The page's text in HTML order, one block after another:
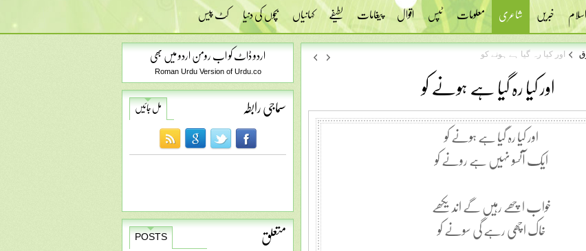
اسلام خبریں شاعری معلومات ٹپس اقوال پیغامات لطیفے کہانیاں بچوں کی دنیا کٹ پیس
اردو ڈاٹ کو اب رومن اردو میں بھی
Roman Urdu Version of Urdu.co
سماجی رابطہ مل جائیں
متعلق
POSTS
اور کیا رہ گیا ہے ہونے کو
اور کیا رہ گیا ہے ہونے کو
اور کیا رہ گیا ہے ہونے کو
ایک آنسو نہیں ہے رونے کو
خواب اچھے رہیں گے اندیکھے
خاک اچھی رہے گی سونے کو